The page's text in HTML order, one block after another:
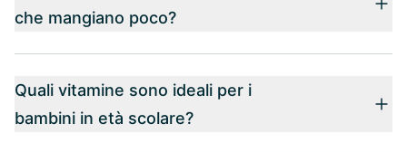
che mangiano poco?
Quali vitamine sono ideali per i
bambini in età scolare?